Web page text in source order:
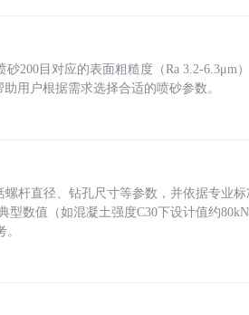
200目对应的表面粗糙度（Ra 3.2-6.3μm
用户根据需求选择合适的喷砂参数。
杆直径、钻孔尺寸等参数，并依据专业
型数值（如混凝土强度C30下设计值约